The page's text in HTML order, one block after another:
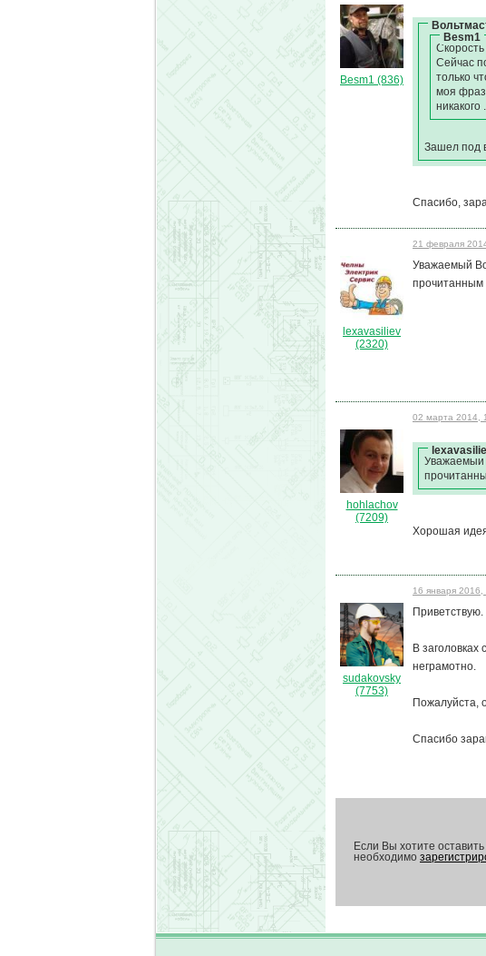
Besm1 (836)
Besm1
Сейчас
только
моя
никакого .
Зашел под
Спасибо,
lexavasiliev
(2320)
21 февраля
Уважаемый
прочитанным
hohlachov
(7209)
02 марта 2014,
Уважаемый
Хорошая
sudakovsky
(7753)
16 января 2016,
Приветствую.
В
неграмотно.
Пожалуйста,
Спасибо
Если Вы хотите
необходимо